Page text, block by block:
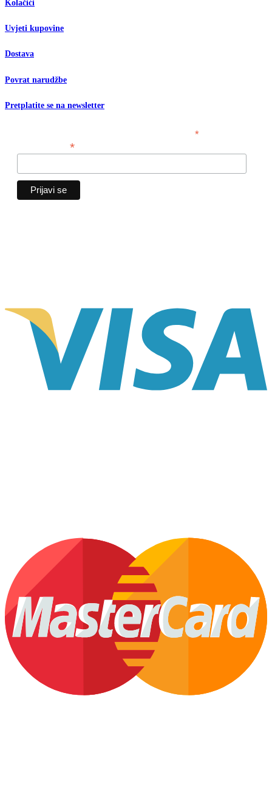
Kolačići
Uvjeti kupovine
Dostava
Povrat narudžbe
Pretplatite se na newsletter
*
*